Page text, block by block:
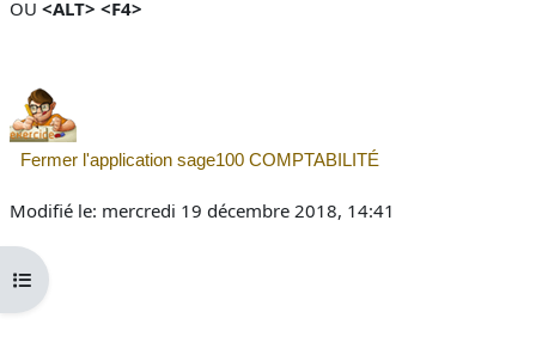
Ouvrir l’index du cours
OU <ALT> <F4>
Fermer l'application sage100COMPTABILITÉ
Modifié le: mercredi 19 décembre 2018, 14:41